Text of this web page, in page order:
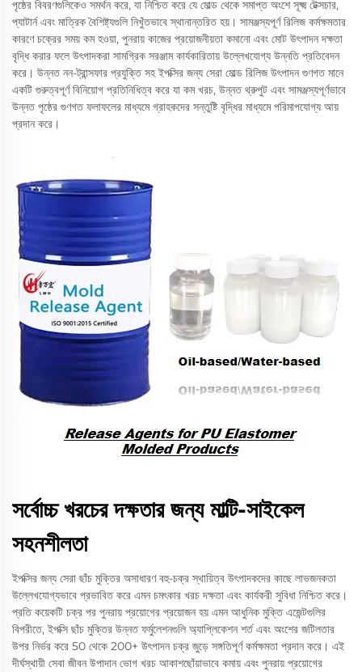
পৃষ্ঠের বিবরণগুলিকেও সমর্থন করে, যা নিশ্চিত করে যে মোল্ড থেকে সমাপ্ত অংশে সূক্ষ্ম টেক্সচার,
প্যাটার্ন এবং মাত্রিক বৈশিষ্ট্যগুলি নিখুঁতভাবে স্থানান্তরিত হয়। সামঞ্জস্যপূর্ণ রিলিজ কর্মক্ষমতার
কারণে চক্রের সময় কম হওয়া, পুনরায় কাজের প্রয়োজনীয়তা কমানো এবং মোট উৎপাদন দক্ষতা
বৃদ্ধি করার ফলে উৎপাদকরা সামগ্রিক সরঞ্জাম কার্যকারিতায় উল্লেখযোগ্য উন্নতি প্রতিবেদন
করে। উন্নত নন-ট্রান্সফার প্রযুক্তি সহ ইপক্সির জন্য সেরা মোল্ড রিলিজ উৎপাদন গুণগত মানে
একটি গুরুত্বপূর্ণ বিনিয়োগ প্রতিনিধিত্ব করে যা কম খরচ, উন্নত থ্রুপুট এবং সামঞ্জস্যপূর্ণভাবে
উন্নত পৃষ্ঠের গুণগত ফলাফলের মাধ্যমে গ্রাহকদের সন্তুষ্টি বৃদ্ধির মাধ্যমে পরিমাপযোগ্য আয়
প্রদান করে।
সর্বোচ্চ খরচের দক্ষতার জন্য মাল্টি-সাইকেল
সহনশীলতা
ইপক্সির জন্য সেরা ছাঁচ মুক্তির অসাধারণ বহু-চক্র স্থায়িত্ব উৎপাদকদের কাছে লাভজনকতা
উল্লেখযোগ্যভাবে প্রভাবিত করে এমন চমৎকার খরচ দক্ষতা এবং কার্যকরী সুবিধা নিশ্চিত করে।
প্রতি কয়েকটি চক্র পর পুনরায় প্রয়োগের প্রয়োজন হয় এমন আধুনিক মুক্তি এজেন্টগুলির
বিপরীতে, ইপক্সি ছাঁচ মুক্তির উন্নত ফর্মুলেশনগুলি অ্যাপ্লিকেশন শর্ত এবং অংশের জটিলতার
উপর নির্ভর করে 50 থেকে 200+ উৎপাদন চক্র জুড়ে সঙ্গতিপূর্ণ কর্মক্ষমতা প্রদান করে। এই
দীর্ঘস্থায়ী সেবা জীবন উপাদান ভোগ খরচ আকাশছোঁয়াভাবে কমায় এবং পুনরায় প্রয়োগের